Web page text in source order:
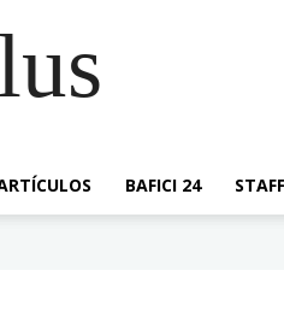
BAFICI 24 STAFF